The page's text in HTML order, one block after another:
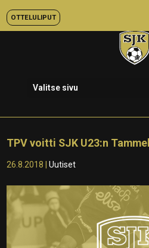
OTTELULIPUT
Valitse sivu
TPV voitti SJK U23:n
26.8.2018 |Uutiset